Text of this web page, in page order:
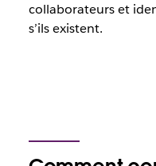
collaborateurs et
s’ils existent.